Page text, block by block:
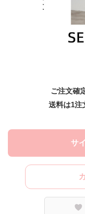
ご注文確
送料は1注
サ